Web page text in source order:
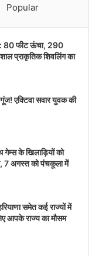
Popular
फीट ऊंचा, 290
प्राकृतिक शिवलिंग का
एक्टिवा सवार युवक की
के खिलाड़ियों को
7 अगस्त को पंचकूला में
समेत कई राज्यों में
आपके राज्य का मौसम